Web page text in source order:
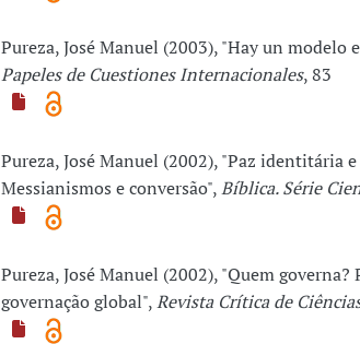
Pureza, José Manuel (2003), "Hay un modelo
Papeles de Cuestiones Internacionales, 83
Pureza, José Manuel (2002), "Paz identitária
Messianismos e conversão",Bíblica. Série
Pureza, José Manuel (2002), "Quem
governação global",Revista Crítica de